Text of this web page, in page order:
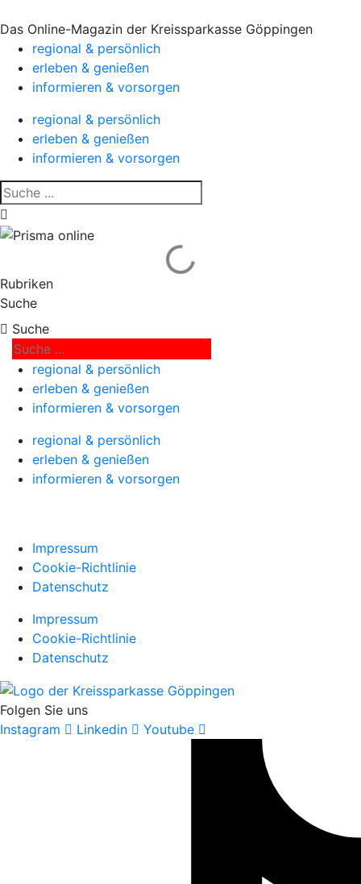
Das Online-Magazin der Kreissparkasse Göppingen
regional & persönlich
erleben & genießen
informieren & vorsorgen
regional & persönlich
erleben & genießen
informieren & vorsorgen
Rubriken
Suche
Suche
regional & persönlich
erleben & genießen
informieren & vorsorgen
regional & persönlich
erleben & genießen
informieren & vorsorgen
Impressum
Cookie-Richtlinie
Datenschutz
Impressum
Cookie-Richtlinie
Datenschutz
Folgen Sie uns
Instagram
Linkedin Youtube